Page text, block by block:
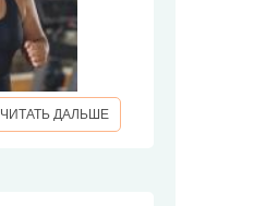
ЧИТАТЬ ДАЛЬШЕ